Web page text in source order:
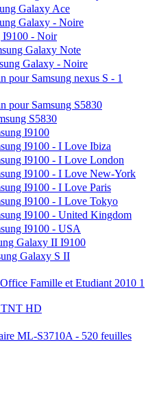
Galaxy Ace
Galaxy - Noire
I9100 - Noir
Galaxy Note
Galaxy - Noire
pour Samsung nexus S - 1
pour Samsung S5830
S5830
I9100
I9100 - I Love Ibiza
I9100 - I Love London
I9100 - I Love New-York
I9100 - I Love Paris
I9100 - I Love Tokyo
I9100 - United Kingdom
I9100 - USA
Galaxy II I9100
Galaxy S II
Famille et Etudiant 2010 1
TNT HD
ML-S3710A - 520 feuilles